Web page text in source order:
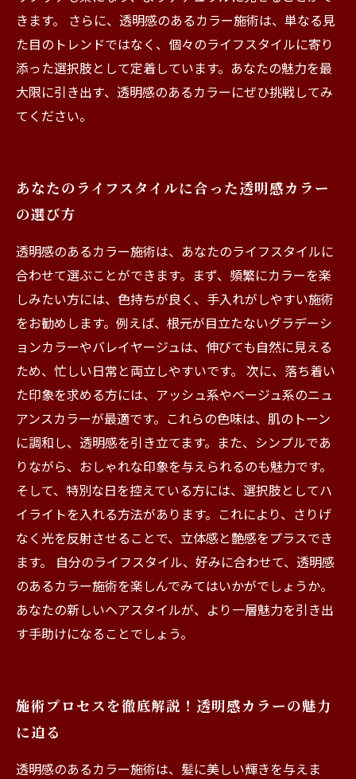
きます。 さらに、透明感のあるカラー施術は、単なる見
た目のトレンドではなく、個々のライフスタイルに寄り
添った選択肢として定着しています。あなたの魅力を最
大限に引き出す、透明感のあるカラーにぜひ挑戦してみ
てください。
あなたのライフスタイルに合った透明感カラー
の選び方
透明感のあるカラー施術は、あなたのライフスタイルに
合わせて選ぶことができます。まず、頻繁にカラーを楽
しみたい方には、色持ちが良く、手入れがしやすい施術
をお勧めします。例えば、根元が目立たないグラデーシ
ョンカラーやバレイヤージュは、伸びても自然に見える
ため、忙しい日常と両立しやすいです。 次に、落ち着い
た印象を求める方には、アッシュ系やベージュ系のニュ
アンスカラーが最適です。これらの色味は、肌のトーン
に調和し、透明感を引き立てます。また、シンプルであ
りながら、おしゃれな印象を与えられるのも魅力です。
そして、特別な日を控えている方には、選択肢としてハ
イライトを入れる方法があります。これにより、さりげ
なく光を反射させることで、立体感と艶感をプラスでき
ます。 自分のライフスタイル、好みに合わせて、透明感
のあるカラー施術を楽しんでみてはいかがでしょうか。
あなたの新しいヘアスタイルが、より一層魅力を引き出
す手助けになることでしょう。
施術プロセスを徹底解説！透明感カラーの魅力
に迫る
透明感のあるカラー施術は、髪に美しい輝きを与えま